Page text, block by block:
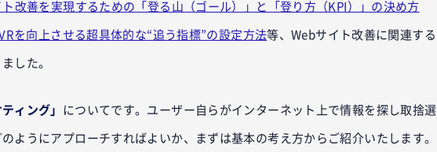
改善を実現するための「登る山（ゴール）」と「登り方（KPI）」の決め方
を向上させる超具体的な“追う指標”の設定方法等、Webサイト改善に関連する
した。
ィング」 についてです。ユーザー自らがインターネット上で情報を探し取捨選
ようにアプローチすればよいか、まずは基本の考え方からご紹介いたします。